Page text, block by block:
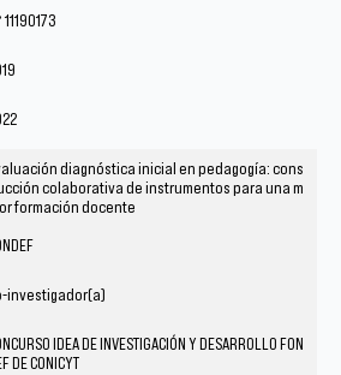
11190173
diagnóstica inicial en pedagogía: cons
colaborativa de instrumentos para una m
formación docente
investigador(a)
IDEA DE INVESTIGACIÓN Y DESARROLLO FON
DE CONICYT